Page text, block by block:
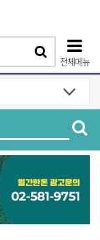
색
전체메뉴
품
및
업
체
검
색